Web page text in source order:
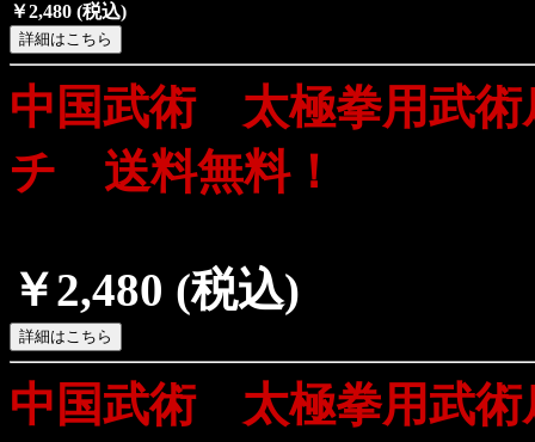
￥2,480 (税込)
中国武術 太極拳用武
チ 送料無料！
￥2,480 (税込)
中国武術 太極拳用武